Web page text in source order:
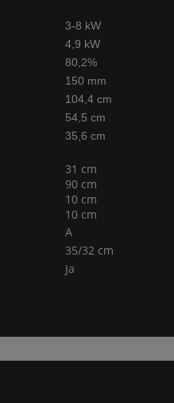
3-8 kW
4,9 kW
80,2%
150 mm
104,4 cm
54,5 cm
35,6 cm
31 cm
90 cm
10 cm
10 cm
A
35/32 cm
Ja